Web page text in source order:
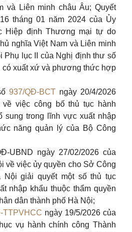
và Liên minh châu Âu; Quyết
tháng 01 năm 2024 của Ủy
Hiệp định Thương mại tự do
nghĩa Việt Nam và Liên minh
Phụ lục II của Nghị định thư số
có xuất xứ và phương thức hợp
937/QĐ-BCTngày 20/4/2026
việc công bố thủ tục hành
sung trong lĩnh vực xuất nhập
năng quản lý của Bộ Công
UBND ngày 27/02/2026 của
về việc ủy quyền cho Sở Công
Nội giải quyết một số thủ tục
nhập khẩu thuộc thẩm quyền
dân thành phố Hà Nội;
TTPVHCC ngày 19/5/2026 của
vụ hành chính công Thành